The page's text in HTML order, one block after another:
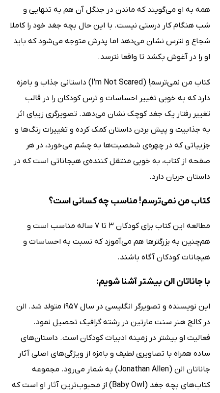
همه به او می‌گویند که ماندن در جنگل آن هم به تنهایی و
شب هنگام کار درستی نیست. با این حال بچه جغد خود را کاملا
شجاع و نترس نشان می‌دهد اما پدرش متوجه می‌شود که باید
او را در آغوش بکشد تا واقعا نترسد.
کتاب من نمی‌ترسم! (I'm Not Scared) داستانی جذاب و بامزه
دارد که به خوبی تغییر احساسات و ترس کودکان را در قالب
تغییر رفتار یک جغد کوچک نشان می‌دهد. تصویرگری زیبای اثر
به جذابیت و پیش بردن داستان کمک کرده و تغییرات رنگ‌ها و
جزییاتی که در چهره‌ی شخصیت‌ها به چشم می‌خورد، در هر
صفحه از کتاب، به خوبی منتقل کننده‌ی هیجاناتی است که در
داستان جریان دارد.
کتاب من نمی‌ترسم! مناسب چه کسانی است؟
مطالعه این کتاب برای کودکان 3 تا 7 ساله مناسب است و
هم‌چنین به بزرگتر‌ها هم می‌آموزد که نسبت به احساسات و
هیجانات کودکان آگاه باشند.
با جاناتان الن بیشتر آشنا شویم:
این نویسنده و تصویرگر انگلیسی در سال 1957 متولد شد. الن
در کالج هنر سنت مارتین در رشته گرافیک تحصیل نمود.
فعالیت او بیشتر در زمینه ادبیات کودکان است. داستان‌های
ساده همراه با تصاویری لطیف و بامزه از ویژگی‌های اصلی آثار
جاناتان الن (Jonathan Allen) به شمار می‌رود. مجموعه
کتاب‌های بچه جغد (Baby Owl) از محبوب‌ترین آثار او است که